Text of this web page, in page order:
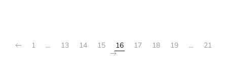
1 … 13 14 15 16 17 18 19 … 21